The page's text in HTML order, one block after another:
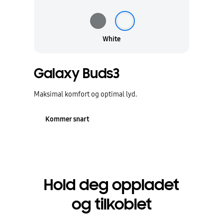
Galaxy Buds3
Maksimal komfort og optimal lyd.
Kommer snart
White
Hold deg oppladet
og tilkoblet